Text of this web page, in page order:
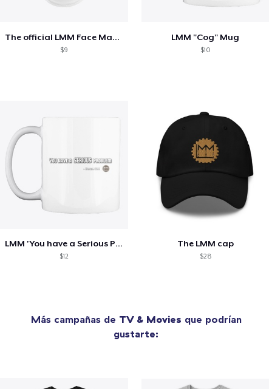
The official LMM Face Mask!
$9
LMM "Cog" Mug
$10
LMM 'You have a Serious Problem' Mug
$12
The LMM cap
$28
Más campañas de TV & Movies que podrían
gustarte: